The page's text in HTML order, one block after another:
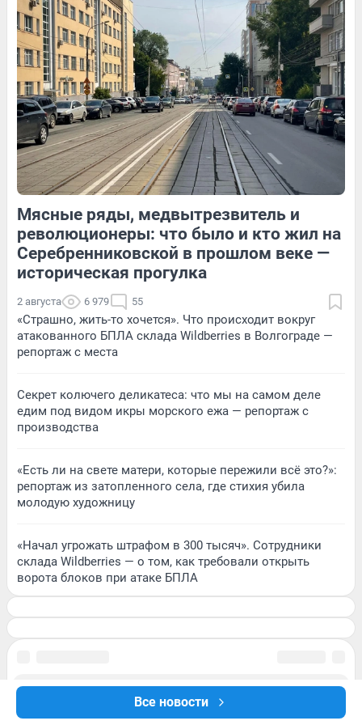
Все новости
249 2
53 Обсудить 12 Обсудить
354 Обсудить 139 Обсудить
Мясные ряды, медвытрезвитель и
революционеры: что было и кто жил на
Серебренниковской в прошлом веке —
историческая прогулка
2 августа 6 979 55
«Страшно, жить-то хочется». Что происходит вокруг
атакованного БПЛА склада Wildberries в Волгограде —
репортаж с места
Секрет колючего деликатеса: что мы на самом деле
едим под видом икры морского ежа — репортаж с
производства
«Есть ли на свете матери, которые пережили всё это?»:
репортаж из затопленного села, где стихия убила
молодую художницу
«Начал угрожать штрафом в 300 тысяч». Сотрудники
склада Wildberries — о том, как требовали открыть
ворота блоков при атаке БПЛА